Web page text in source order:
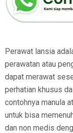
Perawat lansia
perawatan atau
dapat merawat
perhatian khusus
contohnya manula
untuk bisa
dan non medis